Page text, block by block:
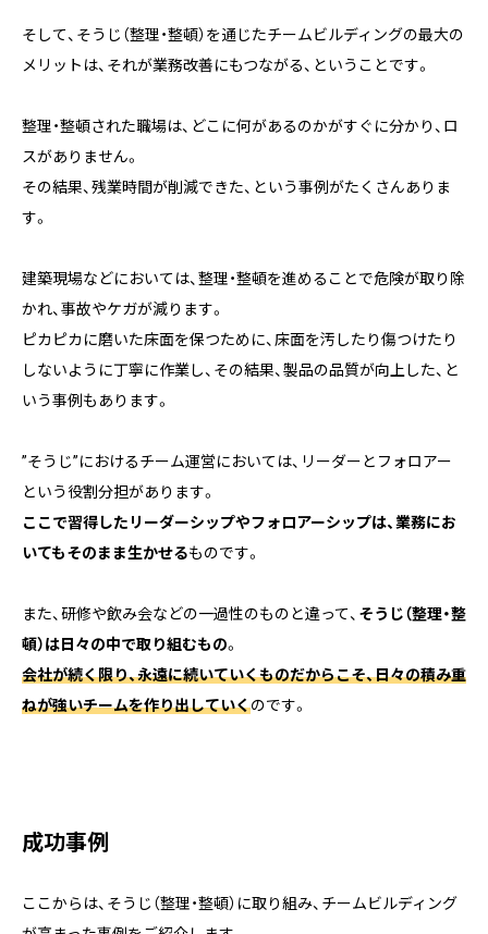
そして、そうじ（整理・整頓）を通じたチームビルディングの最大の
メリットは、それが業務改善にもつながる、ということです。
整理・整頓された職場は、どこに何があるのかがすぐに分かり、ロ
スがありません。
その結果、残業時間が削減できた、という事例がたくさんありま
す。
建築現場などにおいては、整理・整頓を進めることで危険が取り除
かれ、事故やケガが減ります。
ピカピカに磨いた床面を保つために、床面を汚したり傷つけたり
しないように丁寧に作業し、その結果、製品の品質が向上した、と
いう事例もあります。
”そうじ”におけるチーム運営においては、リーダーとフォロアー
という役割分担があります。
ここで習得したリーダーシップやフォロアーシップは、業務にお
いてもそのまま生かせるものです。
また、研修や飲み会などの一過性のものと違って、 そうじ（整理・整
頓）は日々の中で取り組むもの。
会社が続く限り、永遠に続いていくものだからこそ、日々の積み重
ねが強いチームを作り出していくのです。
成功事例
ここからは、そうじ（整理・整頓）に取り組み、チームビルディング